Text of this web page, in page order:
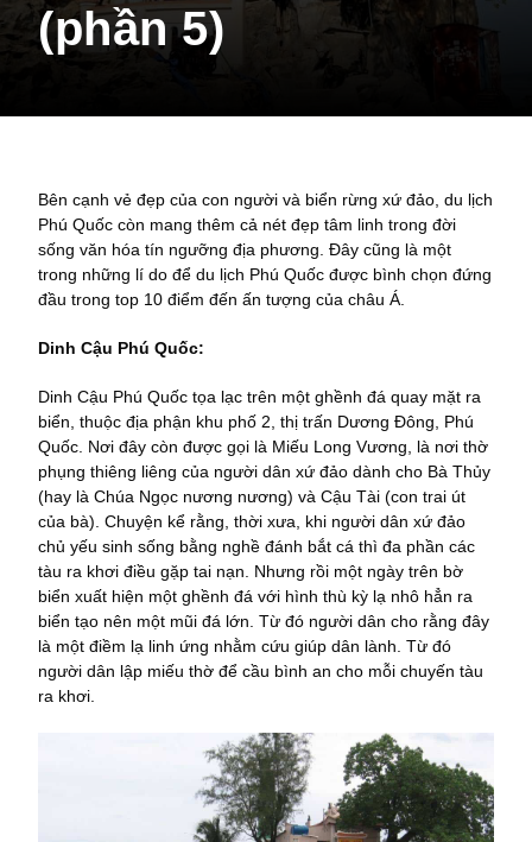
(phần 5)
Bên cạnh vẻ đẹp của con người và biển rừng xứ đảo, du lịch
Phú Quốc còn mang thêm cả nét đẹp tâm linh trong đời
sống văn hóa tín ngưỡng địa phương. Đây cũng là một
trong những lí do để du lịch Phú Quốc được bình chọn đứng
đầu trong top 10 điểm đến ấn tượng của châu Á.
Dinh Cậu Phú Quốc:
Dinh Cậu Phú Quốc tọa lạc trên một ghềnh đá quay mặt ra
biển, thuộc địa phận khu phố 2, thị trấn Dương Đông, Phú
Quốc. Nơi đây còn được gọi là Miếu Long Vương, là nơi thờ
phụng thiêng liêng của người dân xứ đảo dành cho Bà Thủy
(hay là Chúa Ngọc nương nương) và Cậu Tài (con trai út
của bà). Chuyện kể rằng, thời xưa, khi người dân xứ đảo
chủ yếu sinh sống bằng nghề đánh bắt cá thì đa phần các
tàu ra khơi điều gặp tai nạn. Nhưng rồi một ngày trên bờ
biển xuất hiện một ghềnh đá với hình thù kỳ lạ nhô hẳn ra
biển tạo nên một mũi đá lớn. Từ đó người dân cho rằng đây
là một điềm lạ linh ứng nhằm cứu giúp dân lành. Từ đó
người dân lập miếu thờ để cầu bình an cho mỗi chuyến tàu
ra khơi.